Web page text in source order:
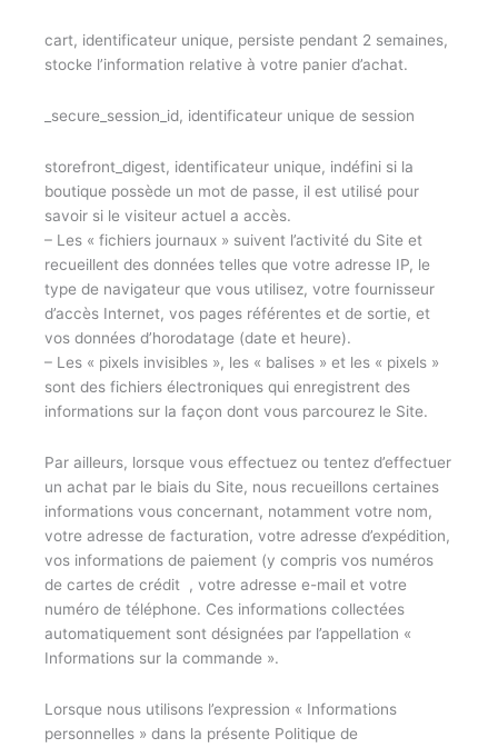
cart, identificateur unique, persiste pendant 2 semaines,
stocke l’information relative à votre panier d’achat.
_secure_session_id, identificateur unique de session
storefront_digest, identificateur unique, indéfini si la
boutique possède un mot de passe, il est utilisé pour
savoir si le visiteur actuel a accès.
– Les « fichiers journaux » suivent l’activité du Site et
recueillent des données telles que votre adresse IP, le
type de navigateur que vous utilisez, votre fournisseur
d’accès Internet, vos pages référentes et de sortie, et
vos données d’horodatage (date et heure).
– Les « pixels invisibles », les « balises » et les « pixels »
sont des fichiers électroniques qui enregistrent des
informations sur la façon dont vous parcourez le Site.
Par ailleurs, lorsque vous effectuez ou tentez d’effectuer
un achat par le biais du Site, nous recueillons certaines
informations vous concernant, notamment votre nom,
votre adresse de facturation, votre adresse d’expédition,
vos informations de paiement (y compris vos numéros
de cartes de crédit , votre adresse e-mail et votre
numéro de téléphone. Ces informations collectées
automatiquement sont désignées par l’appellation «
Informations sur la commande ».
Lorsque nous utilisons l’expression « Informations
personnelles » dans la présente Politique de